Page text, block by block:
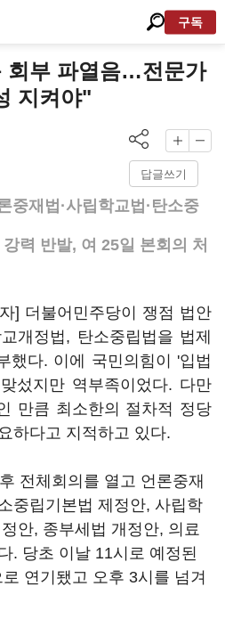
구독
회부 파열음…전문가
지켜야"
답글쓰기
중재법·사립학교법·탄소중
력 반발, 여 25일 본회의 처
] 더불어민주당이 쟁점 법안
개정법, 탄소중립법을 법제
했다. 이에 국민의힘이 '입법
섰지만 역부족이었다. 다만
만큼 최소한의 절차적 정당
하다고 지적하고 있다.
전체회의를 열고 언론중재
중립기본법 제정안, 사립학
안, 종부세법 개정안, 의료
. 당초 이날 11시로 예정된
연기됐고 오후 3시를 넘겨